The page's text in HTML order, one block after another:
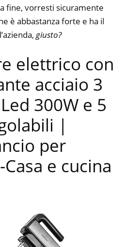
fine, vorresti sicuramente
è abbastanza forte e ha il
giusto?
elettrico con
acciaio 3
300W e 5
|
per
-Casa e cucina